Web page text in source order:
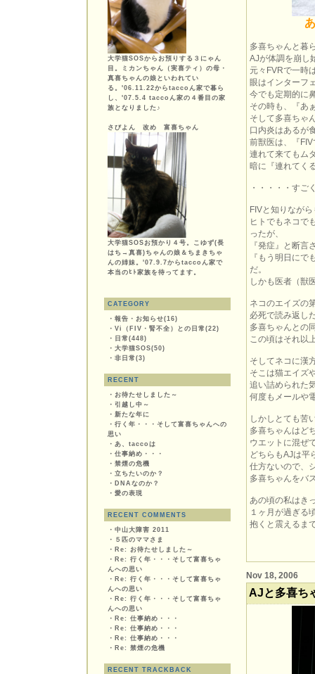
大学猫SOSからお預りする３にゃん
目。ミカンちゃん（実喜ティ）の母・
真喜ちゃんの娘といわれてい
る。'06.11.22からtaccoん家で暮ら
し、'07.5.4 taccoん家の４番目の家
族となりました♪
さびよん 改め 富喜ちゃん
大学猫SOSお預かり４号。こゆず(長
はち→真喜)ちゃんの娘＆ちまきちゃ
んの姉妹。'07.9.7からtaccoん家で
本当のﾋﾄ家族を待ってます。
CATEGORY
・ 報告・お知らせ(16)
・ Vi（FIV・腎不全）との日常(22)
・ 日常(448)
・ 大学猫SOS(50)
・ 非日常(3)
RECENT
・ お待たせしました～
・ 引越し中～
・ 新たな年に
・ 行く年・・・そして富喜ちゃんへの
思い
・ あ、taccoは
・ 仕事納め・・・
・ 禁煙の危機
・ 立ちたいのか？
・ DNAなのか？
・ 愛の表現
RECENT COMMENTS
・ 中山大障害 2011
・ ５匹のママさま
・ Re: お待たせしました～
・ Re: 行く年・・・そして富喜ちゃ
んへの思い
・ Re: 行く年・・・そして富喜ちゃ
んへの思い
・ Re: 行く年・・・そして富喜ちゃ
んへの思い
・ Re: 仕事納め・・・
・ Re: 仕事納め・・・
・ Re: 仕事納め・・・
・ Re: 禁煙の危機
RECENT TRACKBACK
多喜ちゃんと暮
AJが体調を崩し
元々FVRで一時
眼はインターフ
今でも定期的に
その時も、『あ
そして多喜ちゃ
口内炎はあるが
前獣医は、『
連れて来てもム
暗に『連れてく
・・・・・すご
FIVと知りなが
ヒトでもネコで
ったが、
『発症』と断言
『もう明日に
だ。
しかも医者（獣
ネコのエイズの
必死で読み返し
多喜ちゃんとの
この頃はそれ以
そしてネコに漢
そこは猫エイズ
追い詰められた
何度もメールや
しかしとても苦
多喜ちゃんはど
ウエットに混ぜ
どちらもAJは平
仕方ないので、
多喜ちゃんをバ
あの頃の私はき
１ヶ月が過ぎる
抱くと震えるま
Nov 18, 2006
AJと多喜ち